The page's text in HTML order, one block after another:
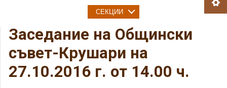
Заседание на Общински
съвет-Крушари на
27.10.2016 г. от 14.00 ч.
СЕКЦИИ